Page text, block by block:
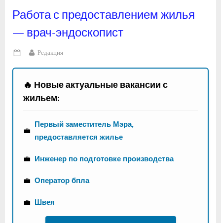
Работа с предоставлением жилья
— врач-эндоскопист
Posted
on
By
Редакция
🔥 Новые актуальные вакансии с
жильем:
💼
Первый заместитель Мэра,
предоставляется жилье
💼 Инженер по подготовке производства
💼 Оператор бпла
💼 Швея